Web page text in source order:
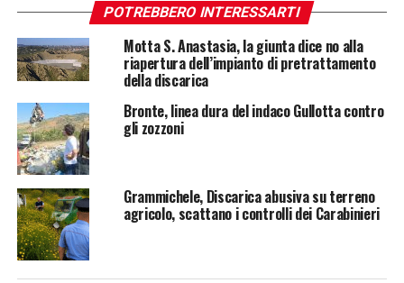
POTREBBERO INTERESSARTI
Motta S. Anastasia, la giunta dice no alla
riapertura dell’impianto di pretrattamento
della discarica
Bronte, linea dura del indaco Gullotta contro
gli zozzoni
Grammichele, Discarica abusiva su terreno
agricolo, scattano i controlli dei Carabinieri